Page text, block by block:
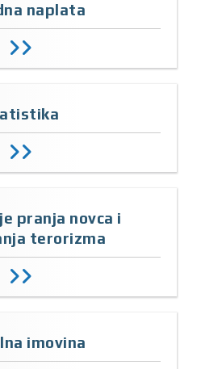
naplata
pranja novca i
terorizma
imovina